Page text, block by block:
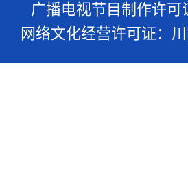
广播电视节目制作许可
网络文化经营许可证：